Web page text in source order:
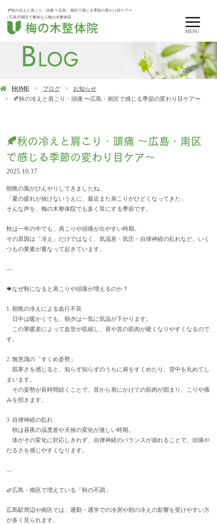
MENU
🍂秋の冷えと肩こり・頭痛 〜広島・南区で感じる季節の変わり目ケア〜
| 広島市南区で整体なら梅の木整体院
HOME ブログ
お知らせ
🍂秋の冷えと肩こり・頭痛 〜広島・南区で感じる季節の変わり目ケア〜
🍂秋の冷えと肩こり・頭痛 〜広島・南区
で感じる季節の変わり目ケア〜
2025.10.17
朝晩の風がひんやりしてきましたね。
「夏の疲れが抜けないうえに、最近また肩こりがひどくなってきた」
そんな声を、梅の木整体院でも多く耳にする季節です。
秋は一年の中でも、肩こりや頭痛が出やすい時期。
その原因は「冷え」だけではなく、気温差・気圧・自律神経の乱れなど、いく
つもの要素が重なって起きています。
—
🍁なぜ秋になると肩こりや頭痛が増えるのか？
1. 朝晩の冷えによる血行不良
日中は暖かくても、朝夕は一気に気温が下がります。
この寒暖差によって血管が収縮し、肩や首の筋肉が硬くなりやすくなるので
す。
2. 無意識の「すくめ姿勢」
肌寒さを感じると、知らず知らずのうちに肩をすくめたり、背中を丸めてし
まいます。
その姿勢が長時間続くことで、首から肩にかけての筋肉が固まり、こりや痛
みを招きます。
3. 自律神経の乱れ
秋は昼夜の温度差や天候の変化が激しい時期。
体がその変化に対応しきれず、自律神経のバランスが崩れることで、頭痛や
だるさを感じやすくなります。
—
🌿広島・南区で増えている「秋の不調」
広島駅周辺や南区では、通勤・通学での冷房や朝の冷えの影響を受けやすい方
が多く見られます。